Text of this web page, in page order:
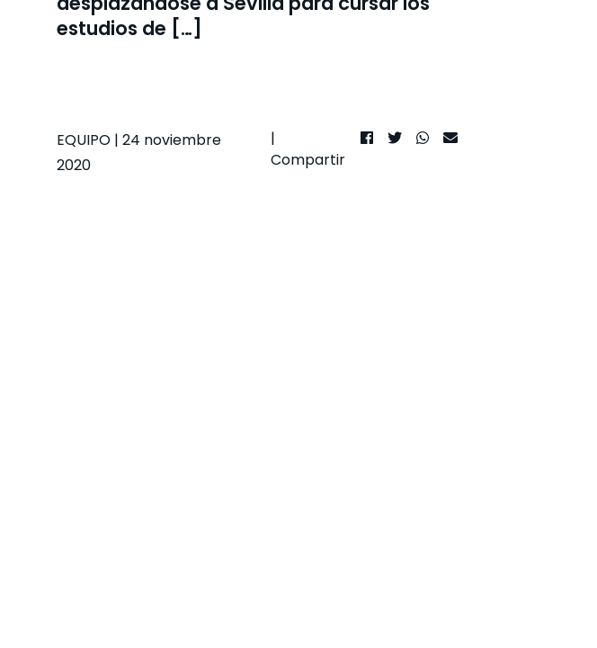
estudios de […]
EQUIPO | 24 noviembre
2020
|
Compartir